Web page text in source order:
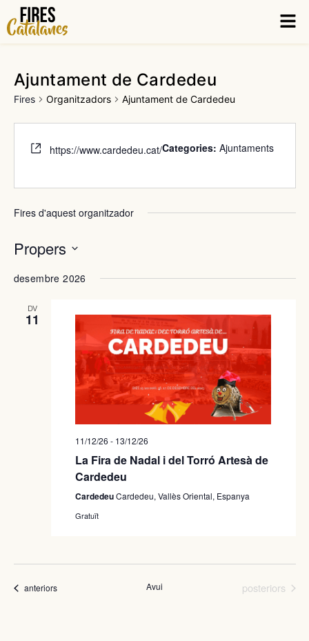
Ajuntament de Cardedeu
Fires Organitzadors Ajuntament de Cardedeu
https://www.cardedeu.cat/Categories: Ajuntaments
Fires d'aquest organitzador
Propers
una
desembre 2026
DV
11
11/12/26 - 13/12/26
La Fira de Nadal i del Torró Artesà de
Cardedeu
CardedeuCardedeu, Vallès Oriental, Espanya
Gratuït
Fires
anteriors Avui Fires
posteriors